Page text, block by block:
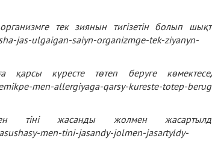
тек зиянын тигізетін болып
jas-ulgaigan-saiyn-organizmge-tek-ziyanyn-
күресте төтеп беруге
men-allergiyaga-qarsy-kureste-totep-
тіні жасанды жолмен
men-tini-jasandy-jolmen-jasartyldy-